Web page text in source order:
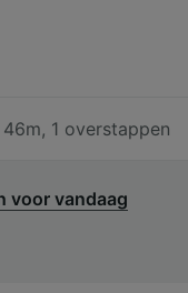
46m, 1 overstappen
voor vandaag